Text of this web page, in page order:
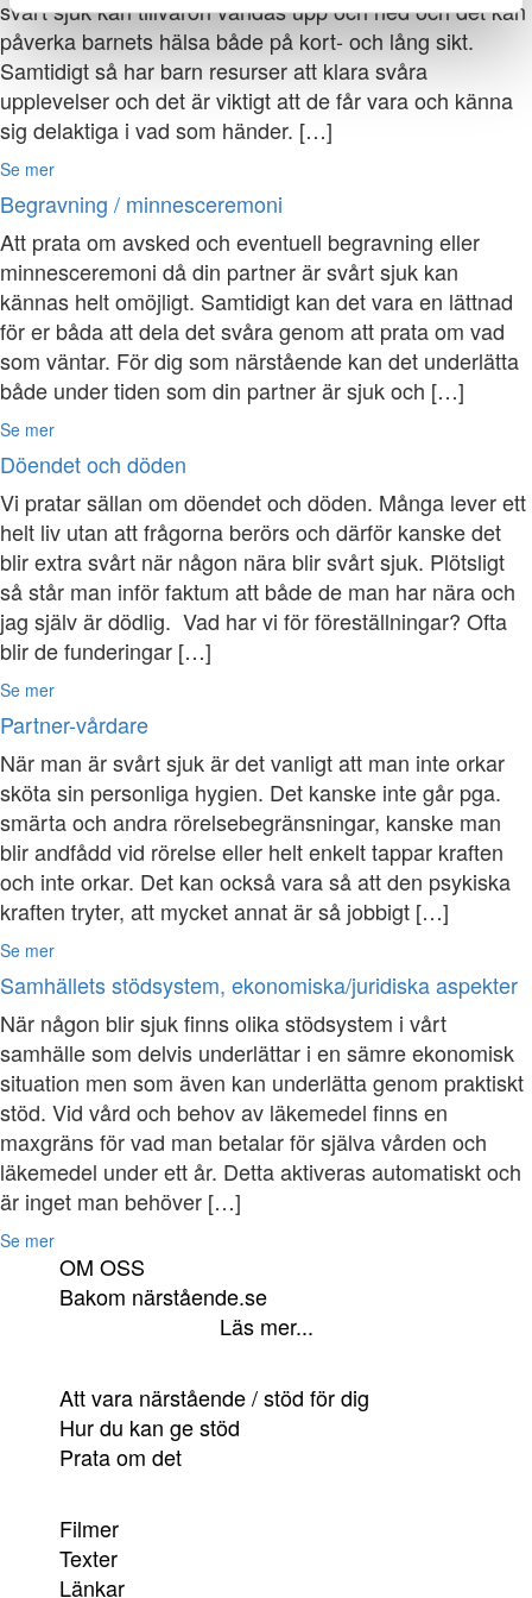
svårt sjuk kan tillvaron vändas upp och ned och det kan
påverka barnets hälsa både på kort- och lång sikt.
Samtidigt så har barn resurser att klara svåra
upplevelser och det är viktigt att de får vara och känna
sig delaktiga i vad som händer. […]
Se mer
Begravning / minnesceremoni
Att prata om avsked och eventuell begravning eller
minnesceremoni då din partner är svårt sjuk kan
kännas helt omöjligt. Samtidigt kan det vara en lättnad
för er båda att dela det svåra genom att prata om vad
som väntar. För dig som närstående kan det underlätta
både under tiden som din partner är sjuk och […]
Se mer
Döendet och döden
Vi pratar sällan om döendet och döden. Många lever ett
helt liv utan att frågorna berörs och därför kanske det
blir extra svårt när någon nära blir svårt sjuk. Plötsligt
så står man inför faktum att både de man har nära och
jag själv är dödlig. Vad har vi för föreställningar? Ofta
blir de funderingar […]
Se mer
Partner-vårdare
När man är svårt sjuk är det vanligt att man inte orkar
sköta sin personliga hygien. Det kanske inte går pga.
smärta och andra rörelsebegränsningar, kanske man
blir andfådd vid rörelse eller helt enkelt tappar kraften
och inte orkar. Det kan också vara så att den psykiska
kraften tryter, att mycket annat är så jobbigt […]
Se mer
Samhällets stödsystem, ekonomiska/juridiska aspekter
När någon blir sjuk finns olika stödsystem i vårt
samhälle som delvis underlättar i en sämre ekonomisk
situation men som även kan underlätta genom praktiskt
stöd. Vid vård och behov av läkemedel finns en
maxgräns för vad man betalar för själva vården och
läkemedel under ett år. Detta aktiveras automatiskt och
är inget man behöver […]
Se mer
OM OSS
Bakom närstående.se
Läs mer...
Att vara närstående / stöd för dig
Hur du kan ge stöd
Prata om det
Filmer
Texter
Länkar